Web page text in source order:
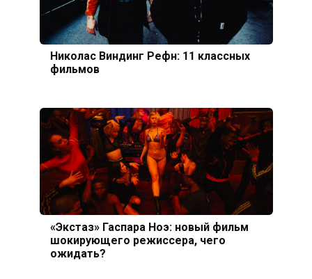
Николас Виндинг Рефн: 11 классных
фильмов
«Экстаз» Гаспара Ноэ: новый фильм
шокирующего режиссера, чего
ожидать?